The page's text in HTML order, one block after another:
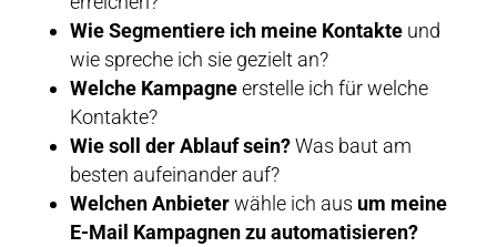
Wie Segmentiere ich meine Kontakteund
wie spreche ich sie gezielt an?
Welche Kampagneerstelle ich für welche
Kontakte?
Wie soll der Ablauf sein?Was baut am
besten aufeinander auf?
Welchen Anbieterwähle ich aus um meine
E-Mail Kampagnen zu automatisieren?